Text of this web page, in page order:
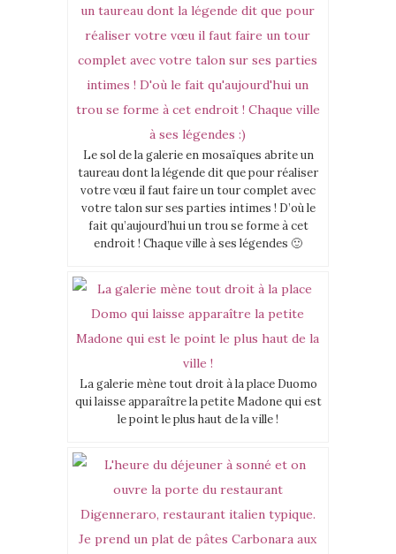
Le sol de la galerie en mosaïques abrite un
taureau dont la légende dit que pour réaliser
votre vœu il faut faire un tour complet avec
votre talon sur ses parties intimes ! D’où le
fait qu’aujourd’hui un trou se forme à cet
endroit ! Chaque ville à ses légendes 🙂
La galerie mène tout droit à la place Duomo
qui laisse apparaître la petite Madone qui est
le point le plus haut de la ville !